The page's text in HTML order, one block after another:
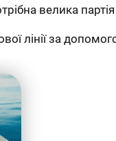
велика
лінії за